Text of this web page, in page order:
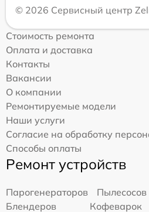
© 2026 Сервисный центр
Стоимость ремонта
Оплата и доставка
Контакты
Вакансии
О компании
Ремонтируемые модели
Наши услуги
Согласие на обработку
Способы оплаты
Ремонт устройств
Парогенераторов
Пылесосов
Блендеров
Кофеварок